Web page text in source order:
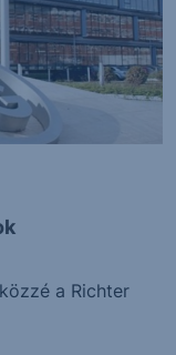
a Richter